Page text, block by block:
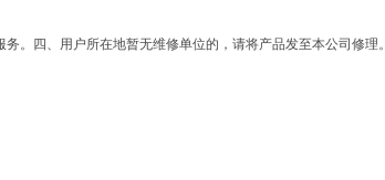
。四、用户所在地暂无维修单位的，请将产品发至本公司修理。